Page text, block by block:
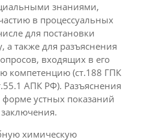
знаниями,
в процессуальных
для постановки
а также для разъяснения
входящих в его
компетенцию (ст.188 ГПК
АПК РФ). Разъяснения
форме устных показаний
химическую